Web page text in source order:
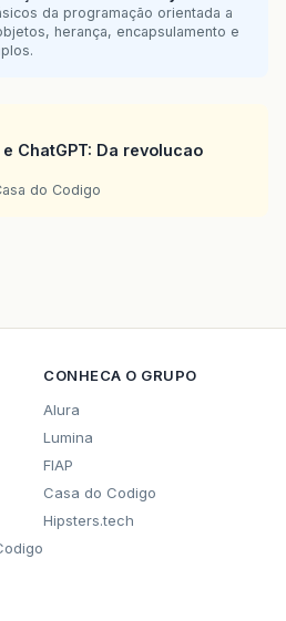
da programação orientada a
herança, encapsulamento e
ChatGPT: Da revolucao
do Codigo
CONHECA O GRUPO
Alura
Lumina
FIAP
Casa do Codigo
Hipsters.tech